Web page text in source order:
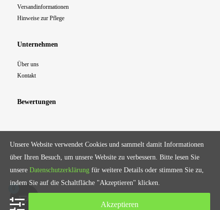
Versandinformationen
Hinweise zur Pflege
Unternehmen
Über uns
Kontakt
Bewertungen
Unsere Website verwendet Cookies und sammelt damit Informationen
über Ihren Besuch, um unsere Website zu verbessern. Bitte lesen Sie
unsere Datenschutzerklärung für weitere Details oder stimmen Sie zu,
indem Sie auf die Schaltfläche "Akzeptieren" klicken.
Akzeptieren